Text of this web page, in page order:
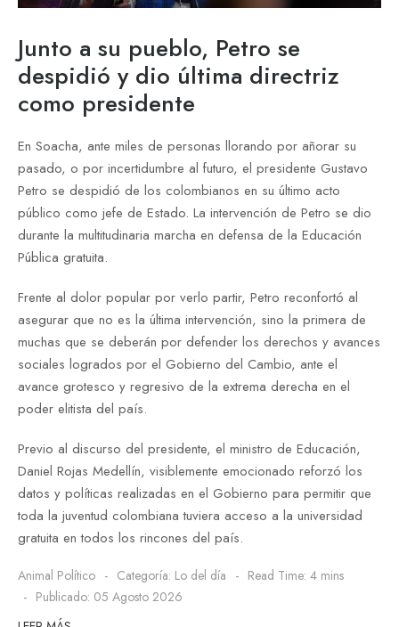
Junto a su pueblo, Petro se
despidió y dio última directriz
como presidente
En Soacha, ante miles de personas llorando por añorar su
pasado, o por incertidumbre al futuro, el presidente Gustavo
Petro se despidió de los colombianos en su último acto
público como jefe de Estado. La intervención de Petro se dio
durante la multitudinaria marcha en defensa de la Educación
Pública gratuita.
Frente al dolor popular por verlo partir, Petro reconfortó al
asegurar que no es la última intervención, sino la primera de
muchas que se deberán por defender los derechos y avances
sociales logrados por el Gobierno del Cambio, ante el
avance grotesco y regresivo de la extrema derecha en el
poder elitista del país.
Previo al discurso del presidente, el ministro de Educación,
Daniel Rojas Medellín, visiblemente emocionado reforzó los
datos y políticas realizadas en el Gobierno para permitir que
toda la juventud colombiana tuviera acceso a la universidad
gratuita en todos los rincones del país.
Animal Político Categoría: Lo del día
Read Time: 4 mins
Publicado: 05 Agosto 2026